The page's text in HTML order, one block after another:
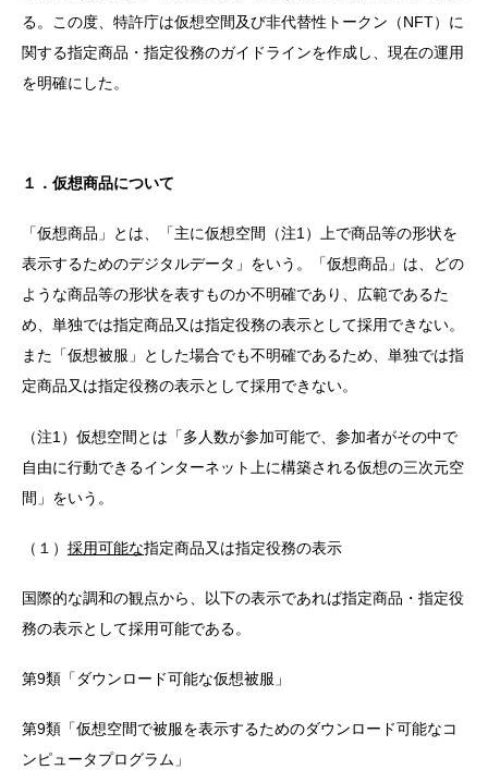
る。この度、特許庁は仮想空間及び非代替性トークン（NFT）に
関する指定商品・指定役務のガイドラインを作成し、現在の運用
を明確にした。
１．仮想商品について
「仮想商品」とは、「主に仮想空間（注1）上で商品等の形状を
表示するためのデジタルデータ」をいう。「仮想商品」は、どの
ような商品等の形状を表すものか不明確であり、広範であるた
め、単独では指定商品又は指定役務の表示として採用できない。
また「仮想被服」とした場合でも不明確であるため、単独では指
定商品又は指定役務の表示として採用できない。
（注1）仮想空間とは「多人数が参加可能で、参加者がその中で
自由に行動できるインターネット上に構築される仮想の三次元空
間」をいう。
（１） 採用可能な指定商品又は指定役務の表示
国際的な調和の観点から、以下の表示であれば指定商品・指定役
務の表示として採用可能である。
第9類「ダウンロード可能な仮想被服」
第9類「仮想空間で被服を表示するためのダウンロード可能なコ
ンピュータプログラム」